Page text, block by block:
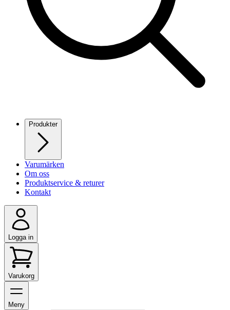
Produkter
Varumärken
Om oss
Produktservice & returer
Kontakt
Logga in
Varukorg
Meny